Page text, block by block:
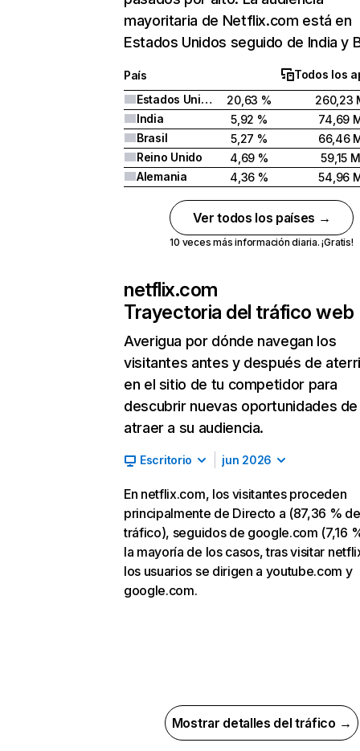
mayoritaria de Netflix.com está en
Estados Unidos seguido de India y
País
Todos los
Estados Unidos
20,63 %
260,23
India
5,92 %
74,69
Brasil
5,27 %
66,46
Reino Unido
4,69 %
59,15 M
Alemania
4,36 % 54,96
Ver todos los países →
10 veces más información diaria. ¡Gratis!
netflix.com
Trayectoria del tráfico web
Averigua por dónde navegan los
visitantes antes y después de
en el sitio de tu competidor para
descubrir nuevas oportunidades de
atraer a su audiencia.
Escritorio jun 2026
En netflix.com, los visitantes proceden
principalmente de Directo a (87,36 % de
tráfico), seguidos de google.com (7,16
la mayoría de los casos, tras visitar
los usuarios se dirigen a youtube.com y
google.com.
Mostrar detalles del tráfico →